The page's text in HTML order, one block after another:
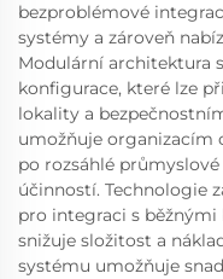
bezproblémové
systémy a zároveň
Modulární architektura
konfigurace, které lze
lokality a
umožňuje organizacím
po rozsáhlé
účinností. Technologie
pro integraci s
snižuje složitost a
systému umožňuje